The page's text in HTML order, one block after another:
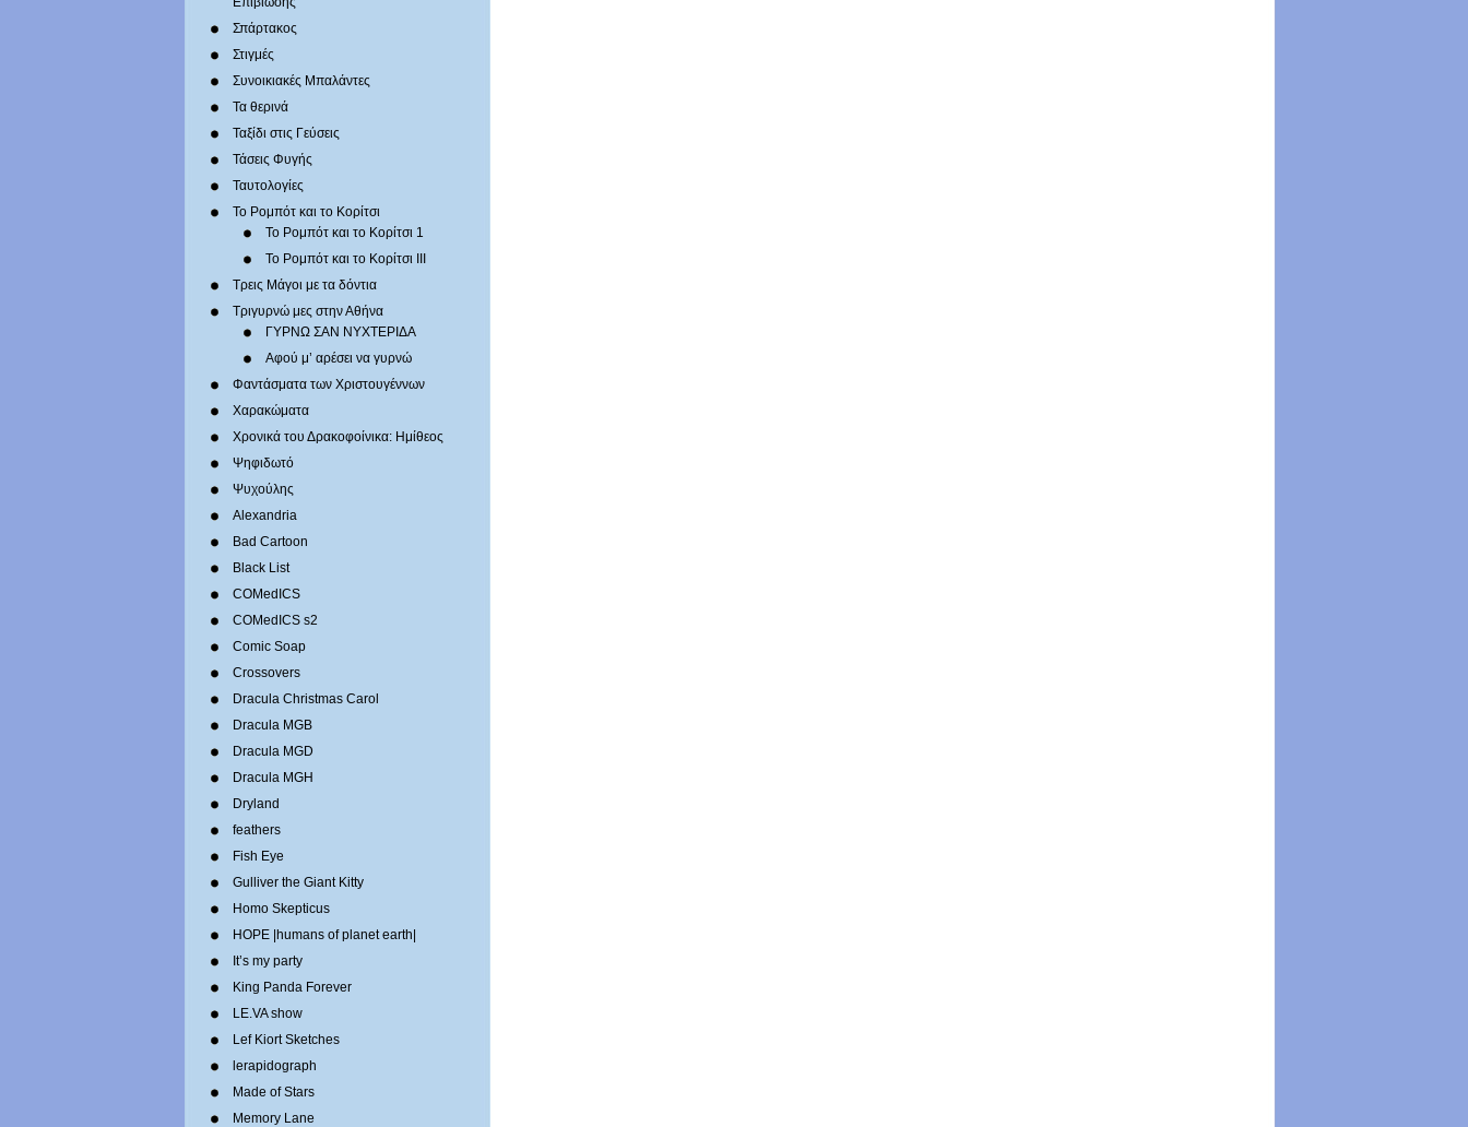
Σπάρτακος
Στιγμές
Συνοικιακές Μπαλάντες
Τα θερινά
Ταξίδι στις Γεύσεις
Τάσεις Φυγής
Ταυτολογίες
Το Ρομπότ και το Κορίτσι
Το Ρομπότ και το Κορίτσι 1
Το Ρομπότ και το Κορίτσι III
Τρεις Μάγοι με τα δόντια
Τριγυρνώ μες στην Αθήνα
ΓΥΡΝΩ ΣΑΝ ΝΥΧΤΕΡΙΔΑ
Αφού μ’ αρέσει να γυρνώ
Φαντάσματα των Χριστουγέννων
Χαρακώματα
Χρονικά του Δρακοφοίνικα: Ημίθεος
Ψηφιδωτό
Ψυχούλης
Alexandria
Bad Cartoon
Black List
COMedICS
COMedICS s2
Comic Soap
Crossovers
Dracula Christmas Carol
Dracula MGB
Dracula MGD
Dracula MGH
Dryland
feathers
Fish Eye
Gulliver the Giant Kitty
Homo Skepticus
HOPE |humans of planet earth|
It’s my party
King Panda Forever
LE.VA show
Lef Kiort Sketches
lerapidograph
Made of Stars
Memory Lane